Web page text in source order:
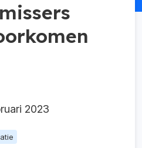
2023